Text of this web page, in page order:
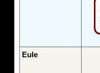
Eule